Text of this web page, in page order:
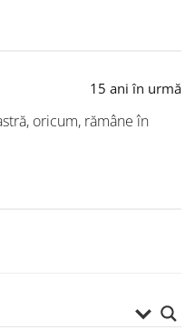
15 ani în urmă
oricum, rămâne în